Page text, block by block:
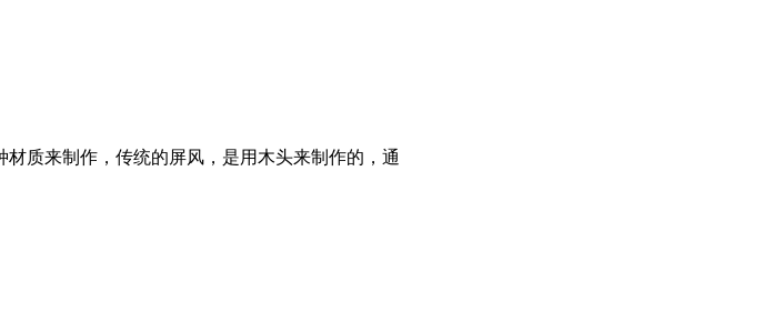
质来制作，传统的屏风，是用木头来制作的，通